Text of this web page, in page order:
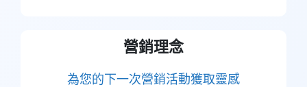
營銷理念
為您的下一次營銷活動獲取靈感